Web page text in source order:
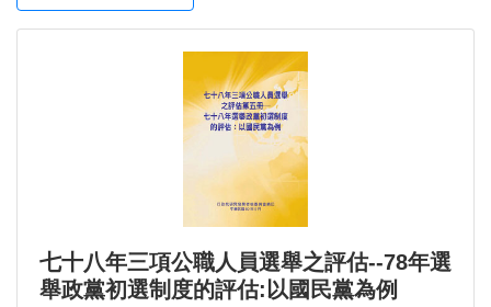
七十八年三項公職人員選舉之評估--78年選
舉政黨初選制度的評估:以國民黨為例